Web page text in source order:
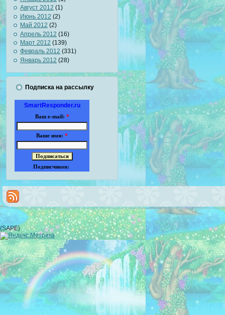
Август 2012 (1)
Июнь 2012 (2)
Май 2012 (2)
Апрель 2012 (16)
Март 2012 (139)
Февраль 2012 (331)
Январь 2012 (28)
Подписка на рассылку
SmartResponder.ru
Ваш e-mail: *
Ваше имя: *
Подписчиков:
{SAPE}